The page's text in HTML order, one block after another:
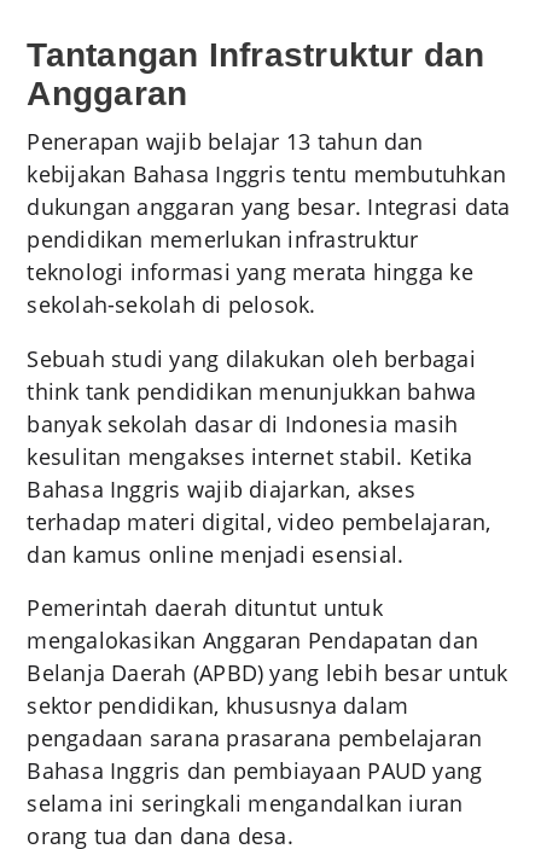
Tantangan Infrastruktur dan
Anggaran
Penerapan wajib belajar 13 tahun dan
kebijakan Bahasa Inggris tentu membutuhkan
dukungan anggaran yang besar. Integrasi data
pendidikan memerlukan infrastruktur
teknologi informasi yang merata hingga ke
sekolah-sekolah di pelosok.
Sebuah studi yang dilakukan oleh berbagai
think tank pendidikan menunjukkan bahwa
banyak sekolah dasar di Indonesia masih
kesulitan mengakses internet stabil. Ketika
Bahasa Inggris wajib diajarkan, akses
terhadap materi digital, video pembelajaran,
dan kamus online menjadi esensial.
Pemerintah daerah dituntut untuk
mengalokasikan Anggaran Pendapatan dan
Belanja Daerah (APBD) yang lebih besar untuk
sektor pendidikan, khususnya dalam
pengadaan sarana prasarana pembelajaran
Bahasa Inggris dan pembiayaan PAUD yang
selama ini seringkali mengandalkan iuran
orang tua dan dana desa.